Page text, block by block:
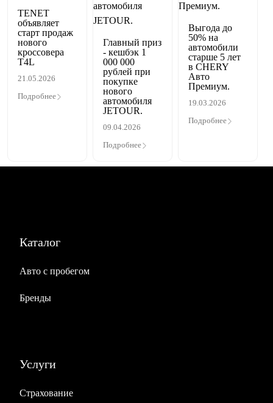
TENET
объявляет
старт продаж
нового
кроссовера
T4L
21.05.2026
Подробнее
Главный приз
- кешбэк 1
000 000
рублей при
покупке
нового
автомобиля
JETOUR.
09.04.2026
Подробнее
Выгода до
50% на
автомобили
старше 5 лет
в CHERY
Авто
Премиум.
19.03.2026
Подробнее
Каталог
Авто с пробегом
Бренды
Услуги
Страхование